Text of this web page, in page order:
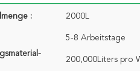
: 2000L
5-8 Arbeitstage
200,000Liters pro